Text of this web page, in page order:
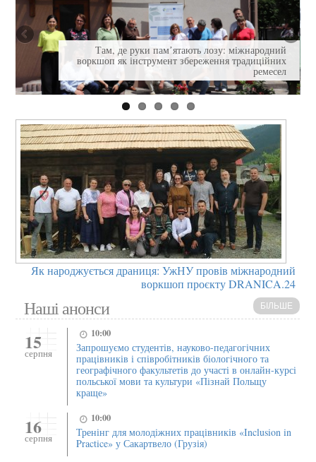
Там, де руки памʼятають лозу: міжнародний
воркшоп як інструмент збереження традиційних
ремесел
Як народжується драниця: УжНУ провів міжнародний
воркшоп проєкту DRANICA.24
Наші анонси БІЛЬШЕ
15
серпня
10:00
Запрошуємо студентів, науково-педагогічних
працівників і співробітників біологічного та
географічного факультетів до участі в онлайн-курсі
польської мови та культури «Пізнай Польщу
краще»
16
серпня
10:00
Тренінг для молодіжних працівників «Inclusion in
Practice» у Сакартвело (Грузія)